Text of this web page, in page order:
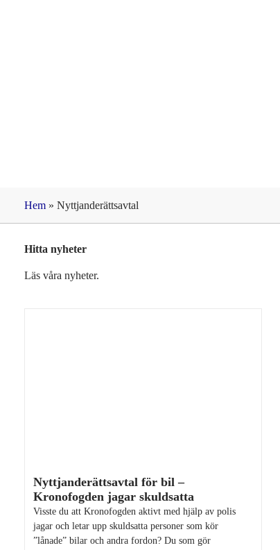
Hem » Nyttjanderättsavtal
Hitta nyheter
Läs våra nyheter.
Nyttjanderättsavtal för bil –
Kronofogden jagar skuldsatta
Visste du att Kronofogden aktivt med hjälp av polis
jagar och letar upp skuldsatta personer som kör
”lånade” bilar och andra fordon? Du som gör